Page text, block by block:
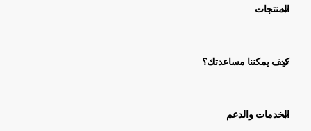
المنتجات
كيف يمكننا مساعدتك؟
الخدمات والدعم